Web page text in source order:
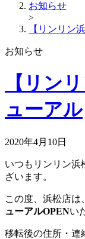
お知らせ
>
【リンリン
お知らせ
【リン
ューアル
2020年4月10日
いつもリンリン浜
ざいます。
この度、浜松店は、
ューアルOPENい
移転後の住所・連